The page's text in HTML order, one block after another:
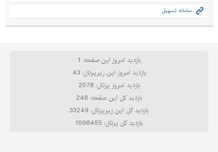
سامانه تسهیل
بازدید امروز این صفحه: 1
بازدید امروز این زیرپرتال: 43
بازدید امروز پرتال: 2078
بازدید کل این صفحه: 248
بازدید کل این زیرپرتال: 33249
بازدید کل پرتال: 1098455